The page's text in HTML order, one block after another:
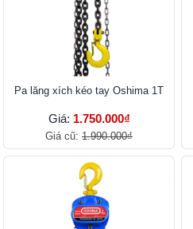
Pa lăng xích kéo tay Oshima 1T
Giá: 1.750.000₫
Giá cũ: 1.990.000₫